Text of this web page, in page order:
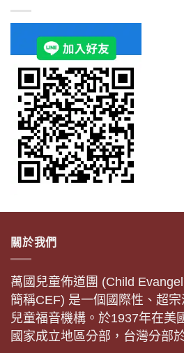
關於我們
萬國兒童佈道團 (Child
簡稱CEF) 是一個國際性、超
兒童福音機構。於1937年在美
國家成立地區分部，台灣分部